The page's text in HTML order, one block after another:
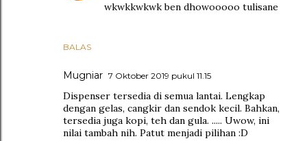
BALAS
wkwkkwkwk ben dhowooooo tulisane
Mugniar 7 Oktober 2019 pukul 11.15
Dispenser tersedia di semua lantai. Lengkap
dengan gelas, cangkir dan sendok kecil. Bahkan,
tersedia juga kopi, teh dan gula. ..... Uwow, ini
nilai tambah nih. Patut menjadi pilihan :D